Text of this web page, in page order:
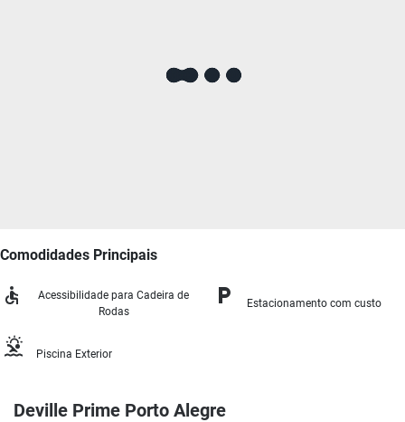
Deville Prime Porto Alegre
Comodidades Principais
Acessibilidade para Cadeira de
Rodas
Estacionamento com custo
Piscina Exterior